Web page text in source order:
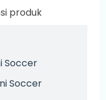
produk
Soccer
Soccer